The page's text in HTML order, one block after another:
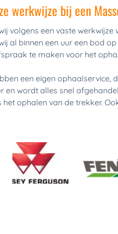
werkwijze bij een
volgens een vaste
al binnen een uur een bod
te maken voor het
een eigen ophaalservice,
en wordt alles snel
het ophalen van de trekker.